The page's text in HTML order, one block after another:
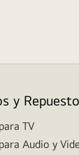
y
TV
Audio y